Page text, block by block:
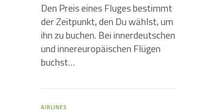
Den Preis eines Fluges bestimmt
der Zeitpunkt, den Du wählst, um
ihn zu buchen. Bei innerdeutschen
und innereuropäischen Flügen
buchst…
AIRLINES